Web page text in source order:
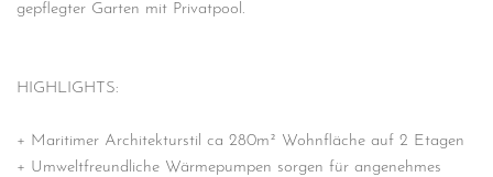
gepflegter Garten mit Privatpool.
HIGHLIGHTS:
+ Maritimer Architekturstil ca 280m² Wohnfläche auf 2 Etagen
+ Umweltfreundliche Wärmepumpen sorgen für angenehmes